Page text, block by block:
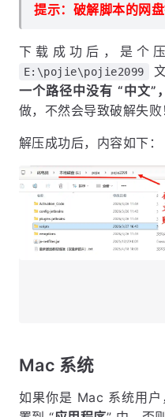
提示：破解脚本的网
下载成功后，是个
E:\pojie\pojie2099
一个路径中没有 “中文”
做，不然会导致破解失败
解压成功后，内容如下：
Mac 系统
如果你是 Mac 系统用